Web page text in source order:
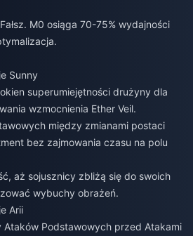
M0 osiąga 70-75% wydajności
Sunny
superumiejętności drużyny dla
wzmocnienia Ether Veil.
między zmianami postaci
bez zajmowania czasu na polu
aż sojusznicy zbliżą się do swoich
wybuchy obrażeń.
Arii
Ataków Podstawowych przed Atakami